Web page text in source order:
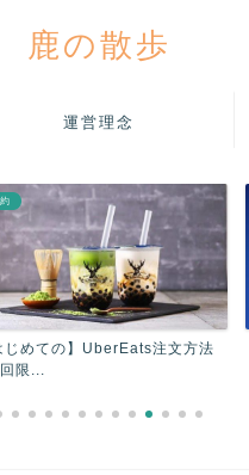
鹿の散歩
運営理念
じめての】UberEats注文方法
限...